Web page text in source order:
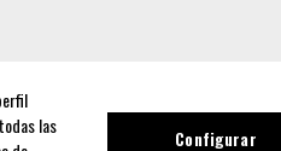
las
Configurar